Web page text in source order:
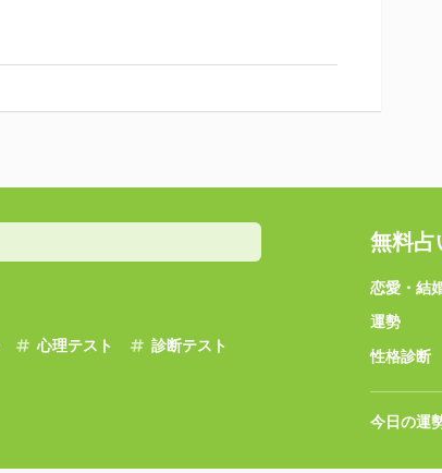
心理テスト 診断テスト
無料占
恋愛・結
運勢
性格診断
今日の運